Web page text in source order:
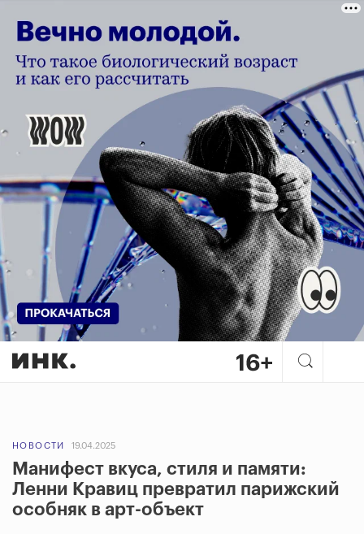
НОВОСТИ 19.04.2025
Манифест вкуса, стиля и памяти:
Ленни Кравиц превратил парижский
особняк в арт-объект